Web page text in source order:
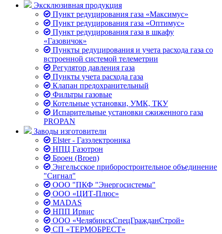
Эксклюзивная продукция
Пункт редуцирования газа «Максимус»
Пункт редуцирования газа «Оптимус»
Пункт редуцирования газа в шкафу
«Газовичок»
Пункты редуцирования и учета расхода газа со
встроенной системой телеметрии
Регулятор давления газа
Пункты учета расхода газа
Клапан предохранительный
Фильтры газовые
Котельные установки, УМК, ТКУ
Испарительные установки сжиженного газа
PROPAN
Заводы изготовители
Elster - Газэлектроника
НПЦ Газотрон
Броен (Broen)
Энгельсское приборостроительное объединение
"Сигнал"
ООО "ПКФ "Энергосистемы"
ООО «ЦИТ-Плюс»
MADAS
НПП Ирвис
ООО «ЧелябинскСпецГражданСтрой»
СП «ТЕРМОБРЕСТ»